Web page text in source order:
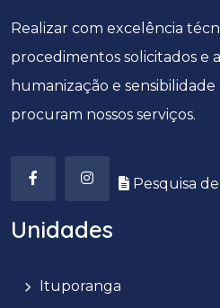
Realizar com excelência
procedimentos solicitados e
humanização e
procuram nossos serviços.
Pesquisa
Unidades
Ituporanga